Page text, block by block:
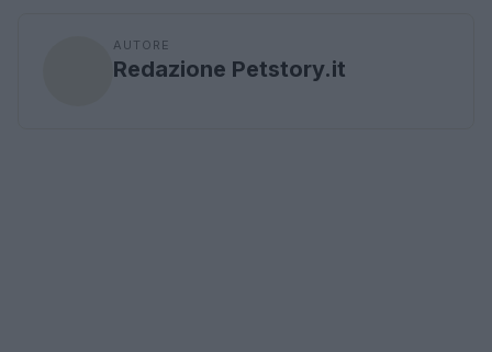
AUTORE
Redazione Petstory.it